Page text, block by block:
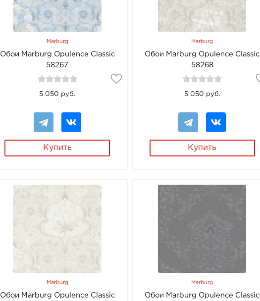
Marburg
Обои Marburg Opulence Classic
58267
5 050 руб.
Купить
Marburg
Обои Marburg Opulence Classic
58268
5 050 руб.
Купить
Marburg
Обои Marburg Opulence Classic
Marburg
Обои Marburg Opulence Classic